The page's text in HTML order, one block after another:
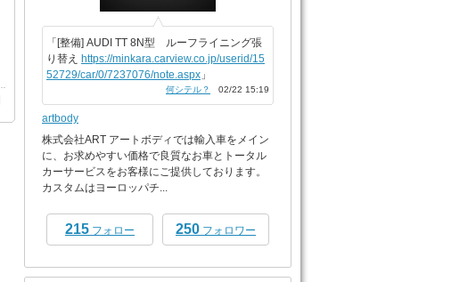
「[整備] AUDI TT 8N型 ルーフライニング張
り替え
https://minkara.carview.co.jp/userid/15
52729/car/0/7237076/note.aspx 」
何シテル？ 02/22 15:19
artbody
株式会社ART アートボディでは輸入車をメイン
に、お求めやすい価格で良質なお車とトータル
カーサービスをお客様にご提供しております。
カスタムはヨーロッパチ...
215 フォロー 250 フォロワー